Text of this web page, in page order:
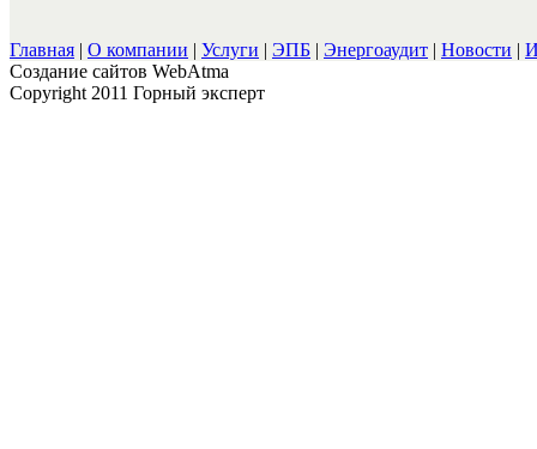
Главная | О компании | Услуги | ЭПБ | Энергоаудит | Новости |
Cоздание сайтов WebAtma
Copyright 2011 Горный эксперт